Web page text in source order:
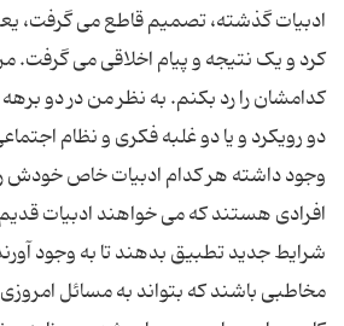
ادبیات گذشته، تصمیم قاطع می گرفت،
کرد و یک نتیجه و پیام اخلاقی می
کدامشان را رد بکنم. به نظر من در دو
دو رویکرد و یا دو غلبه فکری و نظام
وجود داشته هر کدام ادبیات خاص خودش
افرادی هستند که می خواهند ادبیات قدیم
شرایط جدید تطبیق بدهند تا به وجود
مخاطبی باشند که بتواند به مسائل